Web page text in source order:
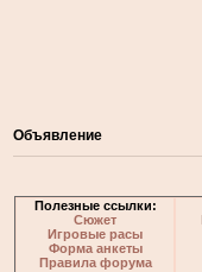
Объявление
Полезные ссылки:
Сюжет
Игровые расы
Форма анкеты
Правила форума